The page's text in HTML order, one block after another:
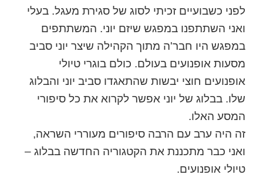
לפני כשבועיים זכיתי לסוג של סגירת מעגל. בעלי
ואני השתתפנו במפגש שיזם יוני. המשתתפים
במפגש היו חבר'ה מתוך הקהילה שיצר יוני סביב
מסעות אופנועים בעולם. כולם בוגרי טיולי
אופנועים חוצי יבשות שהתאגדו סביב יוני והבלוג
שלו. בבלוג של יוני אפשר לקרוא את כל סיפורי
המסע האלו.
זה היה ערב עם הרבה סיפורים מעוררי השראה,
ואני כבר מתכננת את הקטגוריה החדשה בבלוג –
טיולי אופנועים.